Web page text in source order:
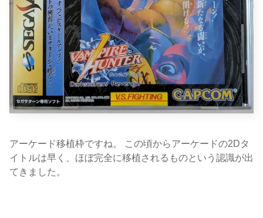
アーケード移植枠ですね。 この頃からアーケードの2Dタ
イトルは早く、ほぼ完全に移植されるものという認識が出
てきました。